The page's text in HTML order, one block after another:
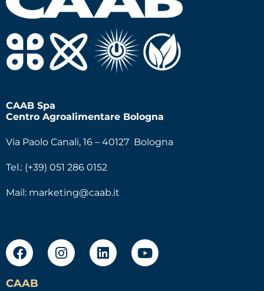
CAAB Spa
Centro Agroalimentare Bologna
Via Paolo Canali, 16 – 40127 Bologna
Tel.: (+39) 051 286 0152
Mail: marketing@caab.it
CAAB